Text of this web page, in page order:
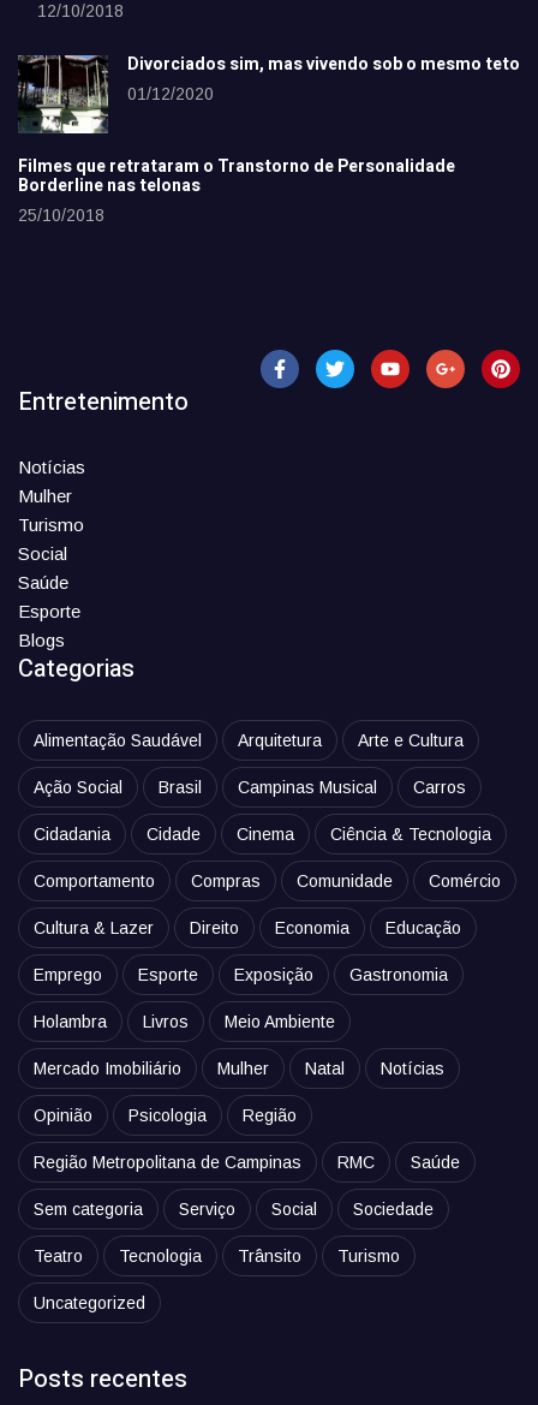
12/10/2018
Divorciados sim, mas vivendo sob o mesmo teto
01/12/2020
Filmes que retrataram o Transtorno de Personalidade
Borderline nas telonas
25/10/2018
Entretenimento
Notícias
Mulher
Turismo
Social
Saúde
Esporte
Blogs
Categorias
Alimentação Saudável Arquitetura Arte e Cultura
Ação Social Brasil Campinas Musical Carros
Cidadania Cidade Cinema Ciência & Tecnologia
Comportamento Compras Comunidade Comércio
Cultura & Lazer Direito Economia Educação
Emprego Esporte Exposição Gastronomia
Holambra Livros Meio Ambiente
Mercado Imobiliário Mulher Natal Notícias
Opinião Psicologia Região
Região Metropolitana de Campinas RMC Saúde
Sem categoria Serviço Social Sociedade
Teatro Tecnologia Trânsito Turismo
Uncategorized
Posts recentes